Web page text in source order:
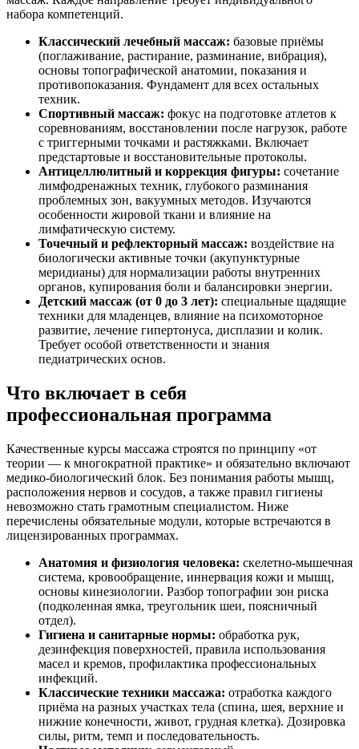
набора компетенций.
Классический лечебный массаж: базовые приёмы
(поглаживание, растирание, разминание, вибрация),
основы топографической анатомии, показания и
противопоказания. Фундамент для всех остальных
техник.
Спортивный массаж: фокус на подготовке атлетов к
соревнованиям, восстановлении после нагрузок, работе
с триггерными точками и растяжками. Включает
предстартовые и восстановительные протоколы.
Антицеллюлитный и коррекция фигуры: сочетание
лимфодренажных техник, глубокого разминания
проблемных зон, вакуумных методов. Изучаются
особенности жировой ткани и влияние на
лимфатическую систему.
Точечный и рефлекторный массаж: воздействие на
биологически активные точки (акупунктурные
меридианы) для нормализации работы внутренних
органов, купирования боли и балансировки энергии.
Детский массаж (от 0 до 3 лет): специальные щадящие
техники для младенцев, влияние на психомоторное
развитие, лечение гипертонуса, дисплазии и колик.
Требует особой ответственности и знания
педиатрических основ.
Что включает в себя
профессиональная программа
Качественные курсы массажа строятся по принципу «от
теории — к многократной практике» и обязательно включают
медико-биологический блок. Без понимания работы мышц,
расположения нервов и сосудов, а также правил гигиены
невозможно стать грамотным специалистом. Ниже
перечислены обязательные модули, которые встречаются в
лицензированных программах.
Анатомия и физиология человека: скелетно-мышечная
система, кровообращение, иннервация кожи и мышц,
основы кинезиологии. Разбор топографии зон риска
(подколенная ямка, треугольник шеи, поясничный
отдел).
Гигиена и санитарные нормы: обработка рук,
дезинфекция поверхностей, правила использования
масел и кремов, профилактика профессиональных
инфекций.
Классические техники массажа: отработка каждого
приёма на разных участках тела (спина, шея, верхние и
нижние конечности, живот, грудная клетка). Дозировка
силы, ритм, темп и последовательность.